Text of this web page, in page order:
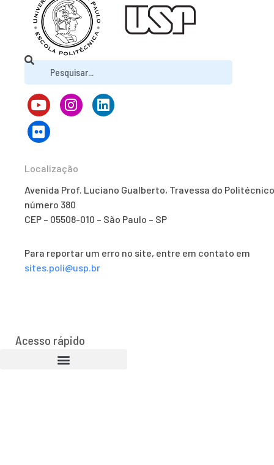
Localização
Avenida Prof. Luciano Gualberto, Travessa do
número 380
CEP – 05508-010 – São Paulo – SP
Para reportar um erro no site, entre em contato em
sites.poli@usp.br
Acesso rápido